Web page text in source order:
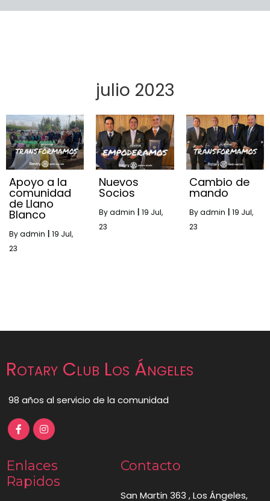
julio 2023
Apoyo a la
comunidad
de Llano
Blanco
Byadmin 19 Jul,
23
Nuevos
Socios
Byadmin 19 Jul,
23
Cambio de
mando
Byadmin 19 Jul,
23
Rotary Club Los Ángeles
98 años al servicio de la comunidad
Enlaces
Rapidos
Contacto
San Martin 363 , Los Ángeles,